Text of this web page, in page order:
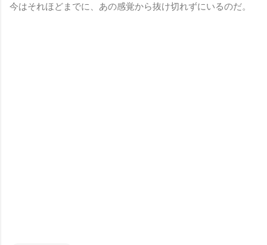
今はそれほどまでに、あの感覚から抜け切れずにいるのだ。